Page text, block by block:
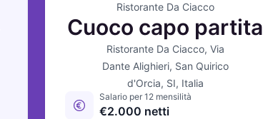
Ristorante Da Ciacco
Cuoco capo partita
Ristorante Da Ciacco, Via
Dante Alighieri, San Quirico
d'Orcia, SI, Italia
Salario per 12 mensilità
€2.000 netti